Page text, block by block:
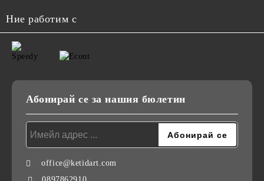
Ние работим с
Абонирай се за нашия бюлетин
office@ketidart.com